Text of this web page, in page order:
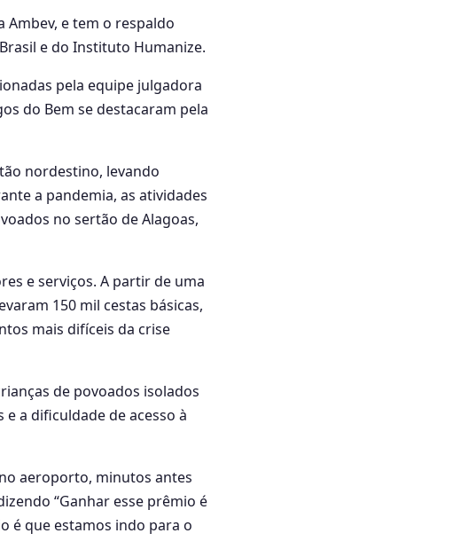
e tem o respaldo
e do Instituto Humanize.
pela equipe julgadora
do Bem se destacaram pela
nordestino, levando
a pandemia, as atividades
no sertão de Alagoas,
e serviços. A partir de uma
150 mil cestas básicas,
mais difíceis da crise
de povoados isolados
a dificuldade de acesso à
aeroporto, minutos antes
“Ganhar esse prêmio é
é que estamos indo para o